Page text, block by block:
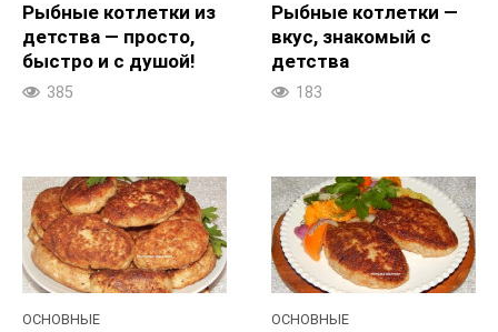
Рыбные котлетки из
детства — просто,
быстро и с душой!
385
Рыбные котлетки —
вкус, знакомый с
детства
183
ОСНОВНЫЕ ОСНОВНЫЕ